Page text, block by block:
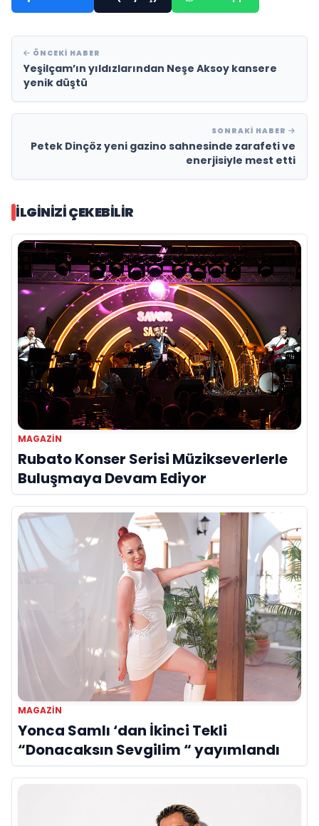
ÖNCEKI HABER
Yeşilçam’ın yıldızlarından Neşe Aksoy kansere
yenik düştü
SONRAKI HABER
Petek Dinçöz yeni gazino sahnesinde zarafeti ve
enerjisiyle mest etti
İLGINIZI ÇEKEBILIR
MAGAZIN
Rubato Konser Serisi Müzikseverlerle
Buluşmaya Devam Ediyor
MAGAZIN
Yonca Samlı ‘dan İkinci Tekli
“Donacaksın Sevgilim “ yayımlandı